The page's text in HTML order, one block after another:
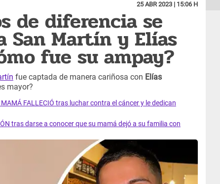
25 ABR 2023 | 15:06 H
de diferencia se
San Martín y Elías
fue su ampay?
fue captada de manera cariñosa con Elías
mayor?
FALLECIÓ tras luchar contra el cáncer y le dedican
tras darse a conocer que su mamá dejó a su familia con